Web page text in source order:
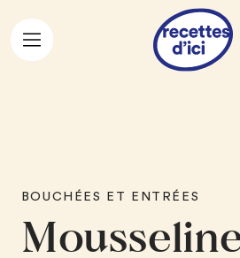
Aller au contenu principal
BOUCHÉES ET ENTRÉES